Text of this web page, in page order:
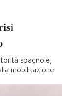
spagnole,
mobilitazione